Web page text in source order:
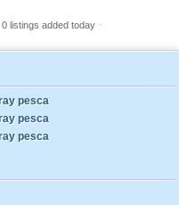
0 listings added today -
pesca
pesca
pesca